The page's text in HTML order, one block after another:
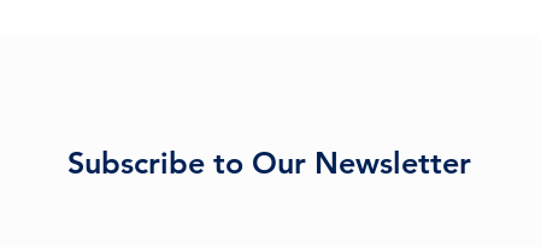
Subscribe to Our Newsletter